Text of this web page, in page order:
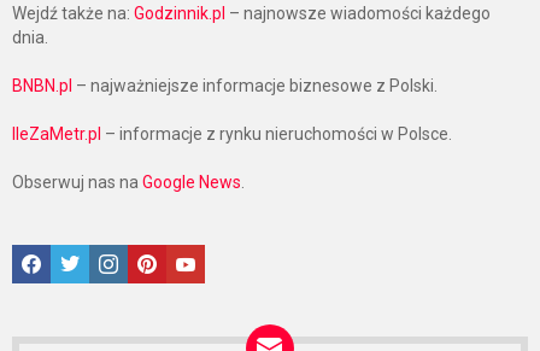
Wejdź także na: Godzinnik.pl – najnowsze wiadomości każdego
dnia.
BNBN.pl – najważniejsze informacje biznesowe z Polski.
IleZaMetr.pl – informacje z rynku nieruchomości w Polsce.
Obserwuj nas naGoogle News.
Facebook
TwitterInstagramPinterestGoogle News